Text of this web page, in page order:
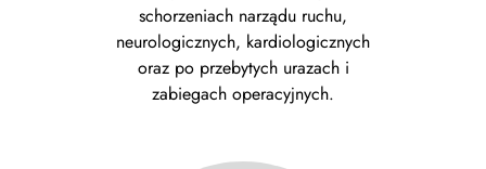
schorzeniach narządu ruchu,
neurologicznych, kardiologicznych
oraz po przebytych urazach i
zabiegach operacyjnych.